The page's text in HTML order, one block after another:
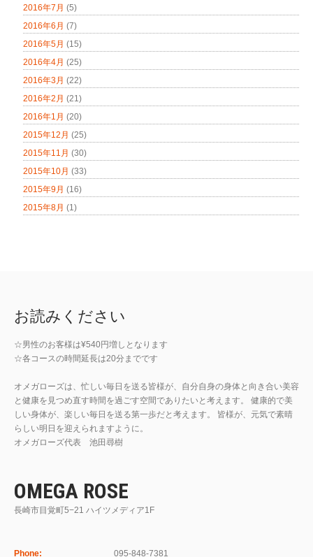
2016年7月 (5)
2016年6月 (7)
2016年5月 (15)
2016年4月 (25)
2016年3月 (22)
2016年2月 (21)
2016年1月 (20)
2015年12月 (25)
2015年11月 (30)
2015年10月 (33)
2015年9月 (16)
2015年8月 (1)
お読みください
☆男性のお客様は¥540円増しとなります
☆各コースの時間延長は20分までです
オメガローズは、忙しい毎日を送る皆様が、自分自身の身体と向き合い美容
と健康を見つめ直す時間を過ごす空間でありたいと考えます。 健康的で美
しい身体が、楽しい毎日を送る第一歩だと考えます。 皆様が、元気で素晴
らしい明日を迎えられますように。
オメガローズ代表 池田尋樹
OMEGA ROSE
長崎市目覚町5−21 ハイツメディア1F
Phone: 095-848-7381